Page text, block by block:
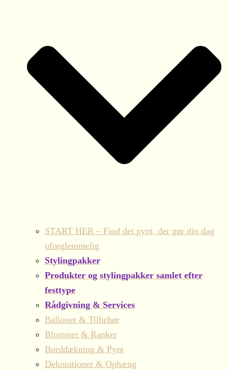
START HER – Find det pynt, der gør din dag
uforglemmelig
Stylingpakker
Produkter og stylingpakker samlet efter
festtype
Rådgivning & Services
Balloner & Tilbehør
Blomster & Ranker
Borddækning & Pynt
Dekorationer & Ophæng